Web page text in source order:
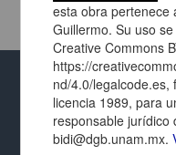
Al usar este
términos y
respetar los
de cada página y de
Universidad
esta obra pertenece
Guillermo. Su uso
Creative Commons
https://
nd/4.0/legalcode.es,
licencia 1989, para
responsable jurídico
bidi@dgb.unam.mx.